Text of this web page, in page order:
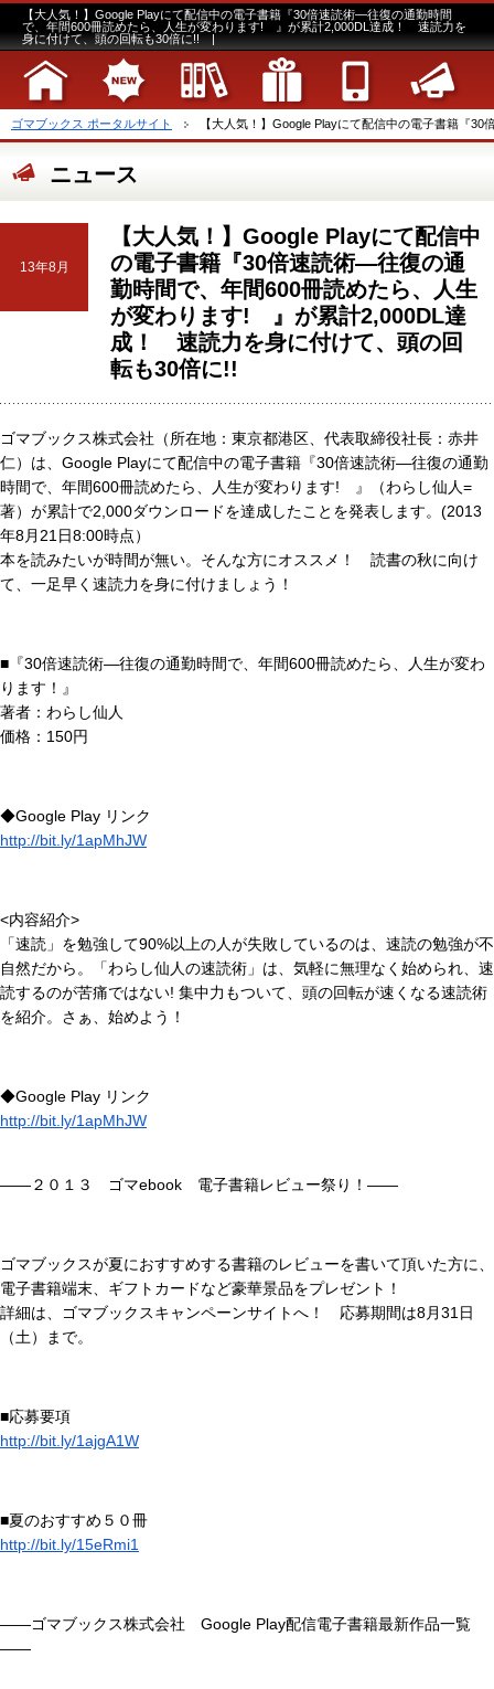
【大人気！】Google Playにて配信中の電子書籍『30倍速読術―往復の通勤時間
で、年間600冊読めたら、人生が変わります! 』が累計2,000DL達成！ 速読力を
身に付けて、頭の回転も30倍に!! |
ゴマブックス ポータルサイト 【大人気！】Google Playにて配信中の電子書籍『
ニュース
13年8月
【大人気！】Google Playにて配信中
の電子書籍『30倍速読術―往復の通
勤時間で、年間600冊読めたら、人生
が変わります! 』が累計2,000DL達
成！ 速読力を身に付けて、頭の回
転も30倍に!!
ゴマブックス株式会社（所在地：東京都港区、代表取締役社長：赤井
仁）は、Google Playにて配信中の電子書籍『30倍速読術―往復の通勤
時間で、年間600冊読めたら、人生が変わります! 』（わらし仙人=
著）が累計で2,000ダウンロードを達成したことを発表します。(2013
年8月21日8:00時点）
本を読みたいが時間が無い。そんな方にオススメ！ 読書の秋に向け
て、一足早く速読力を身に付けましょう！
■『30倍速読術―往復の通勤時間で、年間600冊読めたら、人生が変わ
ります！』
著者：わらし仙人
価格：150円
◆Google Play リンク
http://bit.ly/1apMhJW
<内容紹介>
「速読」を勉強して90%以上の人が失敗しているのは、速読の勉強が不
自然だから。「わらし仙人の速読術」は、気軽に無理なく始められ、速
読するのが苦痛ではない! 集中力もついて、頭の回転が速くなる速読術
を紹介。さぁ、始めよう！
◆Google Play リンク
http://bit.ly/1apMhJW
――２０１３ ゴマebook 電子書籍レビュー祭り！――
ゴマブックスが夏におすすめする書籍のレビューを書いて頂いた方に、
電子書籍端末、ギフトカードなど豪華景品をプレゼント！
詳細は、ゴマブックスキャンペーンサイトへ！ 応募期間は8月31日
（土）まで。
■応募要項
http://bit.ly/1ajgA1W
■夏のおすすめ５０冊
http://bit.ly/15eRmi1
――ゴマブックス株式会社 Google Play配信電子書籍最新作品一覧
――